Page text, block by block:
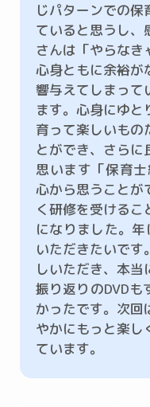
じパターンでの
ていると思うし、
さんは「やらなき
心身ともに余裕が
響与えてしまって
ます。心身にゆ
育って楽しいもの
とができ、さらに
思います「保育
心から思うことが
く研修を受ける
になりました。
いただきたいで
しいただき、本当
振り返りのDVDも
かったです。次回
やかにもっと楽し
ています。